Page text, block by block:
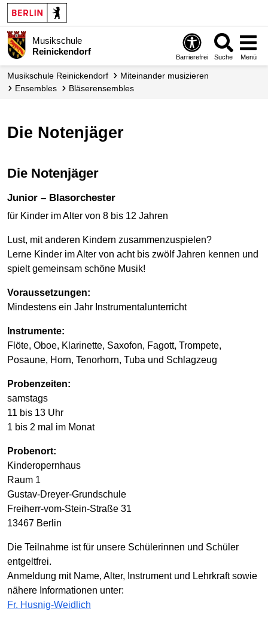
Musikschule
Reinickendorf
Barrierefrei Suche Menü
Musikschule Reinickendorf
Miteinander musizieren
Ensembles
Bläserensembles
Die Notenjäger
Die Notenjäger
Junior – Blasorchester
für Kinder im Alter von 8 bis 12 Jahren
Lust, mit anderen Kindern zusammenzuspielen?
Lerne Kinder im Alter von acht bis zwölf Jahren kennen und
spielt gemeinsam schöne Musik!
Voraussetzungen:
Mindestens ein Jahr Instrumentalunterricht
Instrumente:
Flöte, Oboe, Klarinette, Saxofon, Fagott, Trompete,
Posaune, Horn, Tenorhorn, Tuba und Schlagzeug
Probenzeiten:
samstags
11 bis 13 Uhr
1 bis 2 mal im Monat
Probenort:
Kinderopernhaus
Raum 1
Gustav-Dreyer-Grundschule
Freiherr-vom-Stein-Straße 31
13467 Berlin
Die Teilnahme ist für unsere Schülerinnen und Schüler
entgeltfrei.
Anmeldung mit Name, Alter, Instrument und Lehrkraft sowie
nähere Informationen unter:
Fr. Husnig-Weidlich